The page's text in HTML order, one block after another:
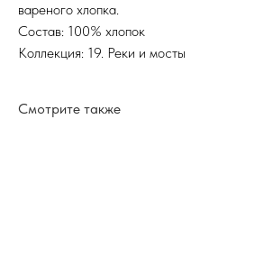
вареного хлопка.
Состав: 100% хлопок
Коллекция: 19. Реки и мосты
Смотрите также